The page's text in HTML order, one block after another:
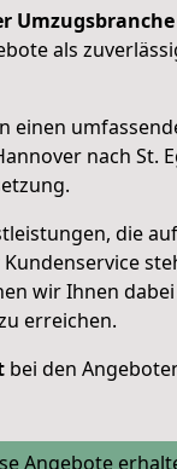
als
einen
nach St.
die
wir Ihnen
erreichen.
bei den
Angebote